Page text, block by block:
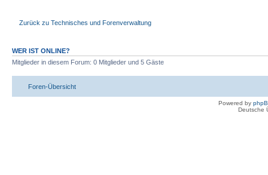
Zurück zu Technisches und Forenverwaltung
WER IST ONLINE?
Mitglieder in diesem Forum: 0 Mitglieder und 5 Gäste
Foren-Übersicht
Powered by
Deutsche